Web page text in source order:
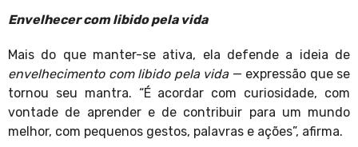
Envelhecer com libido pela vida
Mais do que manter-se ativa, ela defende a ideia de
envelhecimento com libido pela vida— expressão que se
tornou seu mantra. “É acordar com curiosidade, com
vontade de aprender e de contribuir para um mundo
melhor, com pequenos gestos, palavras e ações”, afirma.